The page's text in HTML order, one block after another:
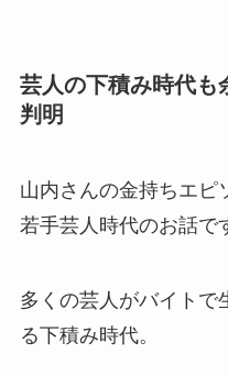
芸人の下積み時代も
判明
山内さんの金持ちエピ
若手芸人時代のお話で
多くの芸人がバイトで
る下積み時代。